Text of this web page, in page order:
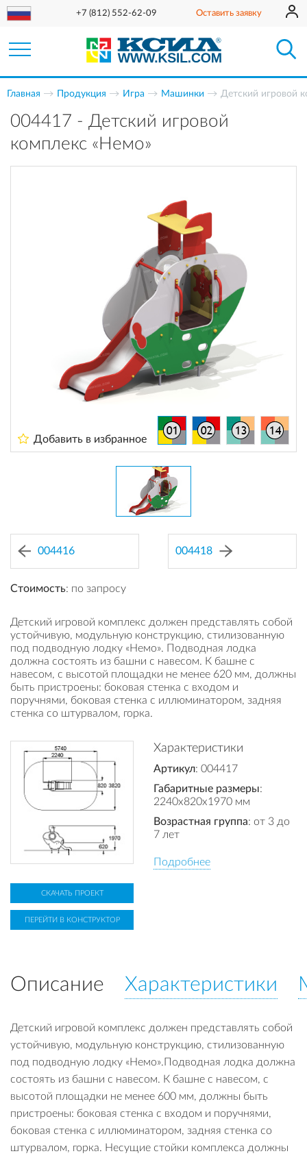
+7 (812) 552-62-09 Оставить заявку
Главная Продукция Игра Машинки Детский игровой
004417 - Детский игровой
комплекс «Немо»
Добавить в избранное
004416 004418
Стоимость: по запросу
Детский игровой комплекс должен представлять собой
устойчивую, модульную конструкцию, стилизованную
под подводную лодку «Немо». Подводная лодка
должна состоять из башни с навесом. К башне с
навесом, с высотой площадки не менее 620 мм, должны
быть пристроены: боковая стенка с входом и
поручнями, боковая стенка с иллюминатором, задняя
стенка со штурвалом, горка.
Характеристики
Артикул: 004417
Габаритные размеры:
2240x820x1970 мм
Возрастная группа: от 3 до
7 лет
Подробнее
СКАЧАТЬ ПРОЕКТ
ПЕРЕЙТИ В КОНСТРУКТОР
Описание Характеристики
Детский игровой комплекс должен представлять собой
устойчивую, модульную конструкцию, стилизованную
под подводную лодку «Немо».Подводная лодка должна
состоять из башни с навесом. К башне с навесом, с
высотой площадки не менее 600 мм, должны быть
пристроены: боковая стенка с входом и поручнями,
боковая стенка с иллюминатором, задняя стенка со
штурвалом, горка. Несущие стойки комплекса должны